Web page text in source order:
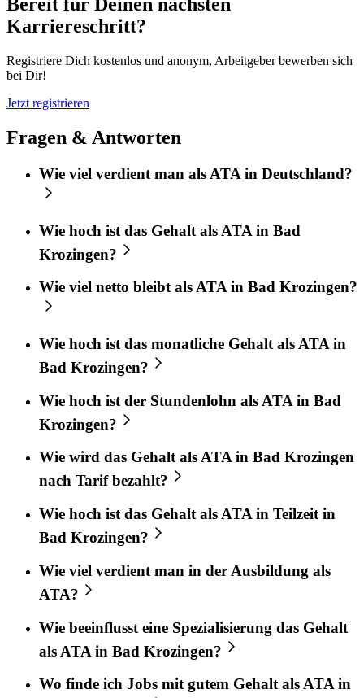
Karriereschritt?
Registriere Dich kostenlos und anonym, Arbeitgeber bewerben sich
bei Dir!
Jetzt registrieren
Fragen & Antworten
Wie viel verdient man als ATA in Deutschland?
Wie hoch ist das Gehalt als ATA in Bad
Krozingen?
Wie viel netto bleibt als ATA in Bad Krozingen?
Wie hoch ist das monatliche Gehalt als ATA in
Bad Krozingen?
Wie hoch ist der Stundenlohn als ATA in Bad
Krozingen?
Wie wird das Gehalt als ATA in Bad Krozingen
nach Tarif bezahlt?
Wie hoch ist das Gehalt als ATA in Teilzeit in
Bad Krozingen?
Wie viel verdient man in der Ausbildung als
ATA?
Wie beeinflusst eine Spezialisierung das Gehalt
als ATA in Bad Krozingen?
Wo finde ich Jobs mit gutem Gehalt als ATA in